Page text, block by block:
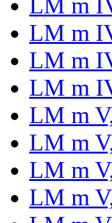
LM m
LM m
LM m
LM m
LM m
LM m
LM m